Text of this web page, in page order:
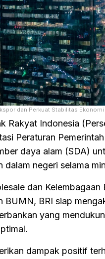
dan Perkuat Stabilitas Ekonomi
Rakyat Indonesia
Peraturan
daya alam (SDA)
dalam negeri selama
dan
BUMN, BRI siap
yang
dampak positif